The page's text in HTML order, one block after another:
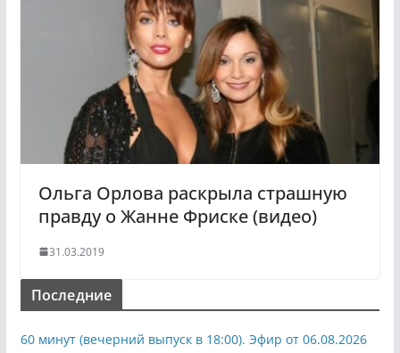
Ольга Орлова раскрыла страшную
правду о Жанне Фриске (видео)
31.03.2019
Последние
60 минут (вечерний выпуск в 18:00). Эфир от 06.08.2026